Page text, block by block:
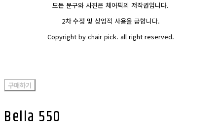
모든 문구와 사진은 체어픽의 저작권입니다.
2차 수정 및 상업적 사용을 금합니다.
Copyright by chair pick. all right reserved.
구매하기
Bella 550